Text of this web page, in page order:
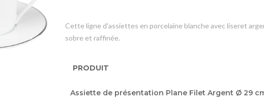
Cette ligne d'assiettes en porcelaine blanche avec liseret
sobre et raffinée.
du
PRODUIT
Assiette de présentation Plane Filet Argent Ø 29